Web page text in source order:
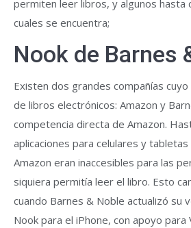
permiten leer libros, y algunos hasta
cuales se encuentra;
Nook de Barnes
Existen dos grandes compañías
de libros electrónicos: Amazon y
competencia directa de Amazon.
aplicaciones para celulares y
Amazon eran inaccesibles para las
siquiera permitía leer el libro. Esto
cuando Barnes & Noble actualizó su
Nook para el iPhone, con apoyo para